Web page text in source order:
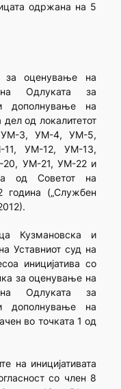
одржана на 5
оценување на
на Одлуката за
дополнување на
од локалитетот
УМ-3, УМ-4, УМ-5,
УМ-12, УМ-13,
УМ-21, УМ-22 и
од Советот на
(„Службен
Кузмановска и
Уставниот суд на
иницијатива со
за оценување на
на Одлуката за
дополнување на
во точката 1 од
на иницијативата
со член 8